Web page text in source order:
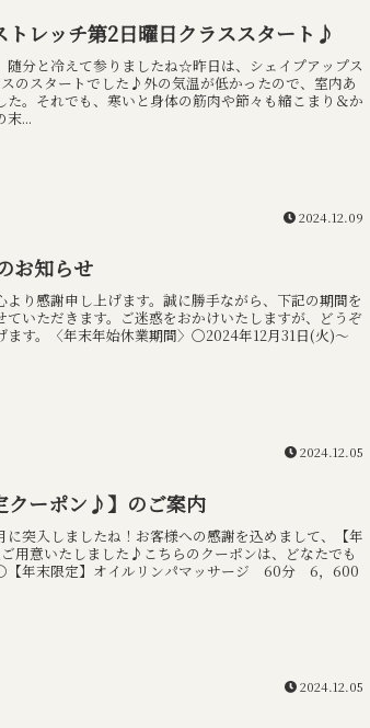
トレッチ第2日曜日クラススタート♪
分と冷えて参りましたね☆昨日は、シェイプアップス
のスタートでした♪外の気温が低かったので、室内あ
た。それでも、寒いと身体の筋肉や節々も縮こまり＆か
末...
2024.12.09
お知らせ
り感謝申し上げます。誠に勝手ながら、下記の期間を
ていただきます。ご迷惑をおかけいたしますが、どうぞ
ます。〈年末年始休業期間〉〇2024年12月31日(火)～
2024.12.05
ーポン♪】のご案内
突入しましたね！お客様への感謝を込めまして、【年
用意いたしました♪こちらのクーポンは、どなたでも
【年末限定】オイルリンパマッサージ 60分 6，600
2024.12.05